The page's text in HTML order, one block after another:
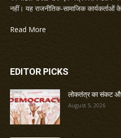
नहीं। यह राजनीतिक-सामाजिक
Read More
EDITOR PICKS
लोकतंत्र का संकट
August 5, 2026